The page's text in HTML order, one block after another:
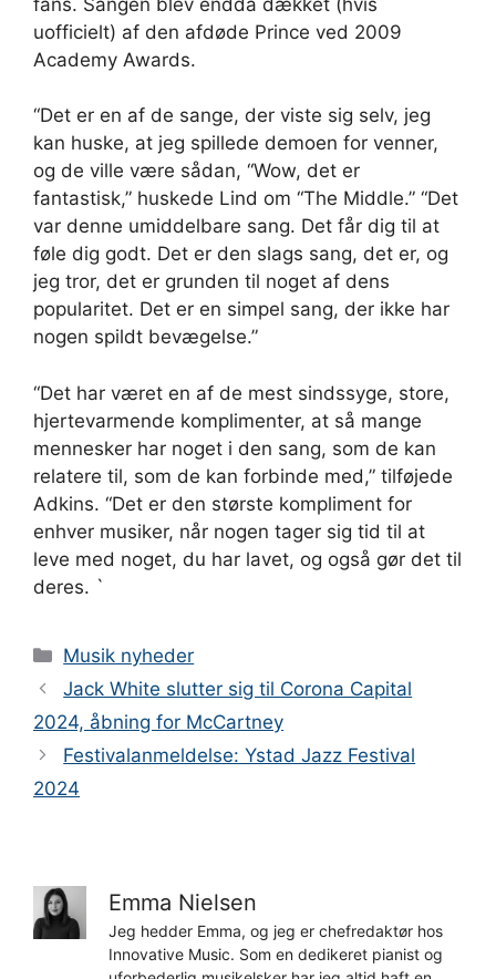
uofficielt) af den afdøde Prince ved 2009
Academy Awards.
“Det er en af ​​de sange, der viste sig selv, jeg
kan huske, at jeg spillede demoen for venner,
og de ville være sådan, “Wow, det er
fantastisk,” huskede Lind om “The Middle.” “Det
var denne umiddelbare sang. Det får dig til at
føle dig godt. Det er den slags sang, det er, og
jeg tror, ​​det er grunden til noget af dens
popularitet. Det er en simpel sang, der ikke har
nogen spildt bevægelse.”
“Det har været en af ​​de mest sindssyge, store,
hjertevarmende komplimenter, at så mange
mennesker har noget i den sang, som de kan
relatere til, som de kan forbinde med,” tilføjede
Adkins. “Det er den største kompliment for
enhver musiker, når nogen tager sig tid til at
leve med noget, du har lavet, og også gør det til
deres. `
Kategorier
Musik nyheder
Jack White slutter sig til Corona Capital
2024, åbning for McCartney
Festivalanmeldelse: Ystad Jazz Festival
2024
Emma Nielsen
Jeg hedder Emma, og jeg er chefredaktør hos
Innovative Music. Som en dedikeret pianist og